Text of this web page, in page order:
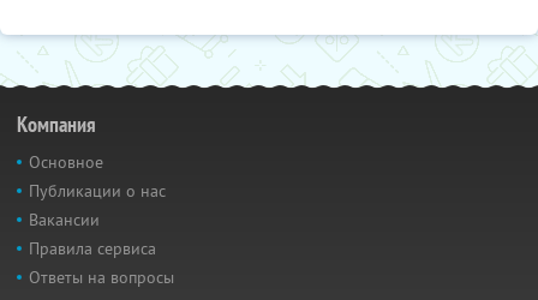
Компания
Основное
Публикации о нас
Вакансии
Правила сервиса
Ответы на вопросы